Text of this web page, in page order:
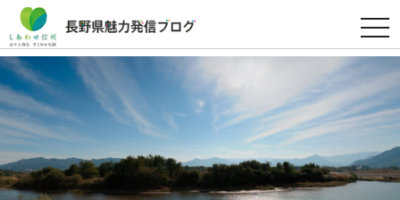
t
o
g
l
e
n
a
g
a
t